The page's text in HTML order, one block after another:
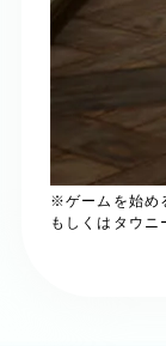
※ゲームを始め
もしくはタウニ